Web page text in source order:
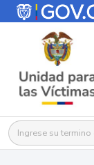
Buscar: